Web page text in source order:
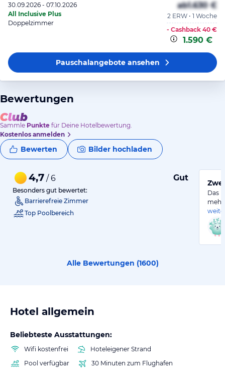
30.09.2026 - 07.10.2026
All Inclusive Plus
Doppelzimmer
ab1.630 €
2 ERW • 1 Woche
- Cashback 40 €
1.590 €
Pauschalangeboteansehen
Bewertungen
Sammle Punkte für Deine Hotelbewertung.
Kostenlos anmelden
Bewerten Bilder hochladen
4,7 / 6 Gut
Besonders gut bewertet:
Barrierefreie Zimmer
Top Poolbereich
Das
Alle Bewertungen (1600)
Hotel allgemein
Beliebteste Ausstattungen:
Wifi kostenfrei
Hoteleigener Strand
Pool verfügbar
30 Minuten zum Flughafen